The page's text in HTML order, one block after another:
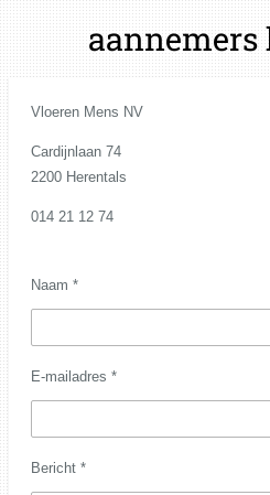
Ga
direct
naar
aannemers
Vloeren Mens NV
Cardijnlaan 74
2200 Herentals
014 21 12 74
Naam *
E-mailadres *
Bericht *